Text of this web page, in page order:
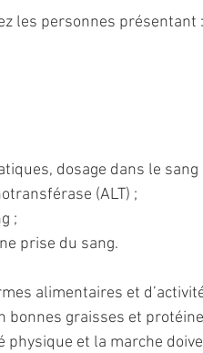
les personnes présentant :
dosage dans le sang
(ALT) ;
;
prise du sang.
alimentaires et
graisses et
et la marche